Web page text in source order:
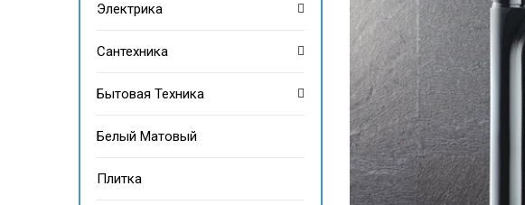
Электрика
Сантехника
Бытовая Техника
Белый Матовый
Плитка